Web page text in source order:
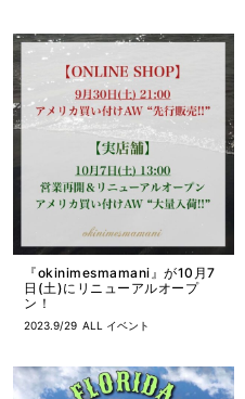
『okinimesmamani』が10月7
日(土)にリニューアルオープ
ン！
2023.9/29 ALL イベント